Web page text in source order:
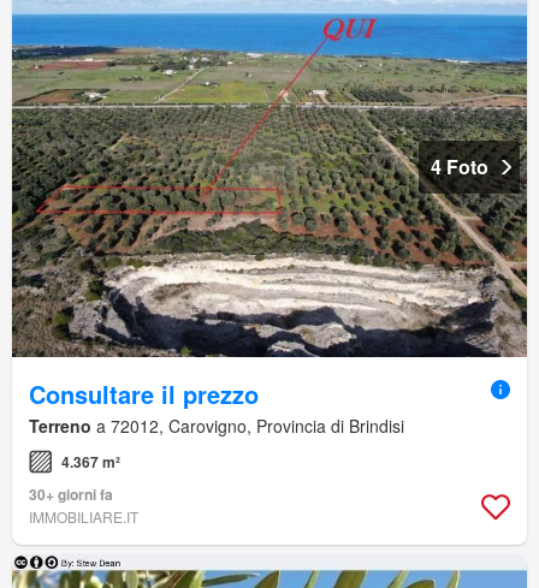
4 Foto
Consultare il prezzo
Terreno a 72012, Carovigno, Provincia di Brindisi
4.367 m²
30+ giorni fa
IMMOBILIARE.IT